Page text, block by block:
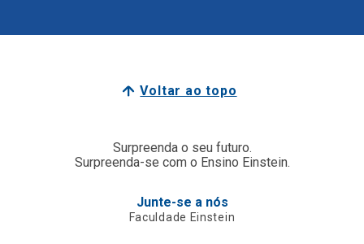
Voltar ao topo
Surpreenda o seu futuro.
Surpreenda-se com o Ensino Einstein.
Junte-se a nós
Faculdade Einstein